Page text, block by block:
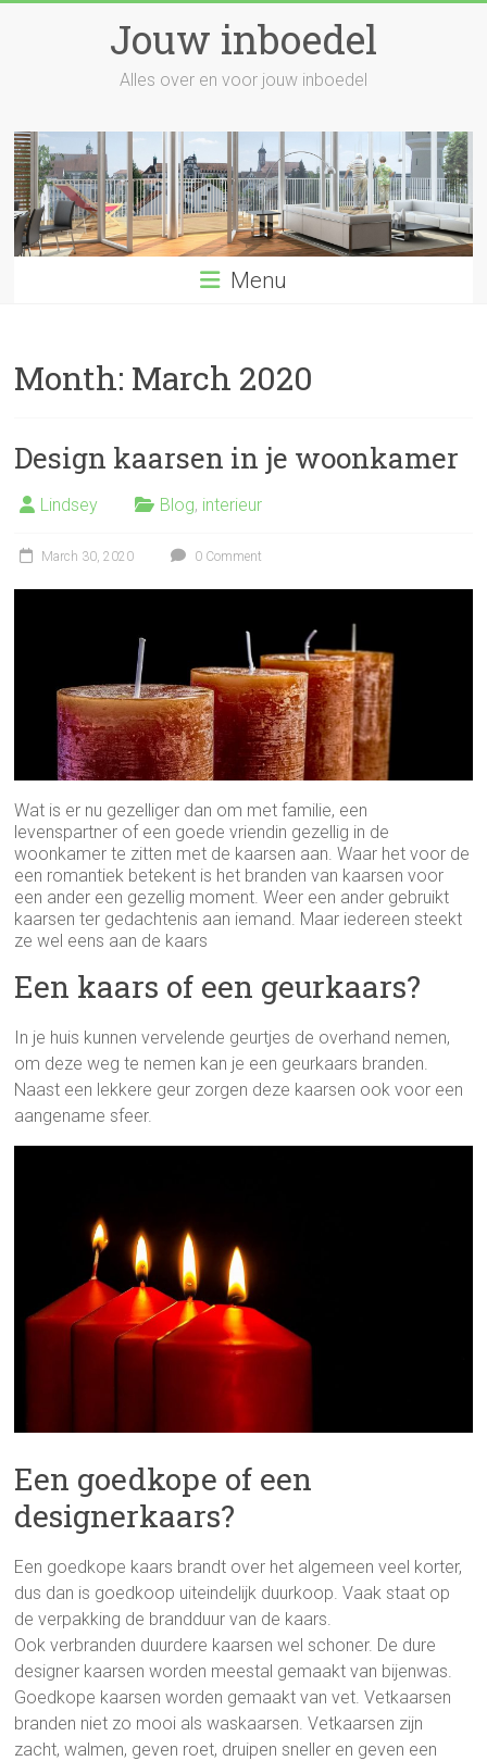
Jouw inboedel
Alles over en voor jouw inboedel
Menu
Month: March 2020
Design kaarsen in je woonkamer
Lindsey Blog, interieur
March 30, 2020 0 Comment
Wat is er nu gezelliger dan om met familie, een
levenspartner of een goede vriendin gezellig in de
woonkamer te zitten met de kaarsen aan. Waar het voor de
een romantiek betekent is het branden van kaarsen voor
een ander een gezellig moment. Weer een ander gebruikt
kaarsen ter gedachtenis aan iemand. Maar iedereen steekt
ze wel eens aan de kaars
Een kaars of een geurkaars?
In je huis kunnen vervelende geurtjes de overhand nemen,
om deze weg te nemen kan je een geurkaars branden.
Naast een lekkere geur zorgen deze kaarsen ook voor een
aangename sfeer.
Een goedkope of een
designerkaars?
Een goedkope kaars brandt over het algemeen veel korter,
dus dan is goedkoop uiteindelijk duurkoop. Vaak staat op
de verpakking de brandduur van de kaars.
Ook verbranden duurdere kaarsen wel schoner. De dure
designer kaarsen worden meestal gemaakt van bijenwas.
Goedkope kaarsen worden gemaakt van vet. Vetkaarsen
branden niet zo mooi als waskaarsen. Vetkaarsen zijn
zacht, walmen, geven roet, druipen sneller en geven een